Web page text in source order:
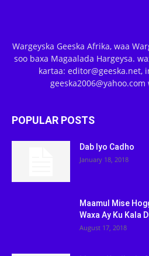
Wargeyska Geeska Afrika, waa
soo baxa Magaalada Hargeysa.
kartaa: editor@geeska.net,
POPULAR POSTS
Dab Iyo Cadho
January 18, 2018
Maamul Mise
Waxa Ay Ku Kala
August 17, 2018